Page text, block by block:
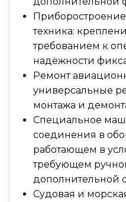
техника:
требованием к
надёжности
Ремонт
универсальные
монтажа и
Специальное
соединения в
работающем в
требующем
дополнительной
Судовая и